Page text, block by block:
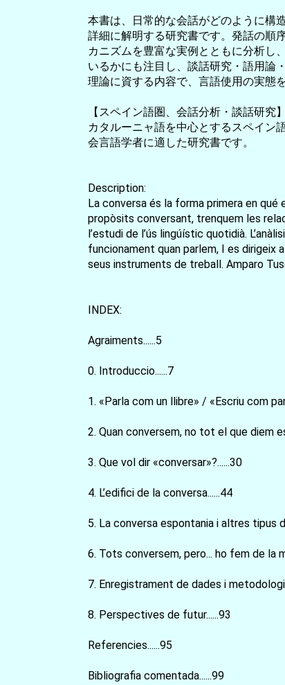
本書は、日常的な会話がどのように構
詳細に解明する研究書です。発話の順
カニズムを豊富な実例とともに分析し
いるかにも注目し、談話研究・語用論
理論に資する内容で、言語使用の実態
【スペイン語圏、会話分析・談話研究】
カタルーニャ語を中心とするスペイン
会言語学者に適した研究書です。
Description:
La conversa és la forma primera en
propòsits conversant, trenquem les
l’estudi de l’ús lingúístic quotidià.
funcionament quan parlem, I es dirigeix
seus instruments de treball. Amparo
INDEX:
Agraiments......5
0. Introduccio......7
1. «Parla com un llibre» / «Escriu com
2. Quan conversem, no tot el que diem
3. Que vol dir «conversar»?......30
4. L’edifici de la conversa......44
5. La conversa espontania i altres tipus
6. Tots conversem, pero... ho fem de la
7. Enregistrament de dades i
8. Perspectives de futur......93
Referencies......95
Bibliografia comentada......99